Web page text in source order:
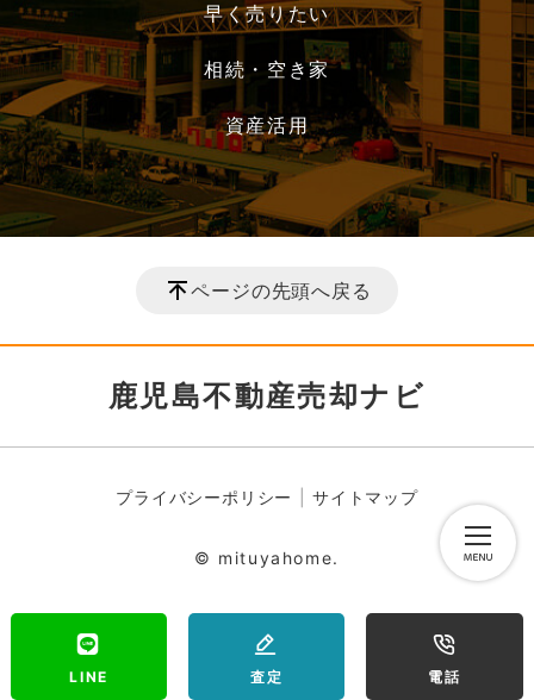
LINE 査定 電話
早く売りたい
相続・空き家
資産活用
ページの先頭へ戻る
鹿児島不動産売却ナビ
プライバシーポリシー サイトマップ
© mituyahome.